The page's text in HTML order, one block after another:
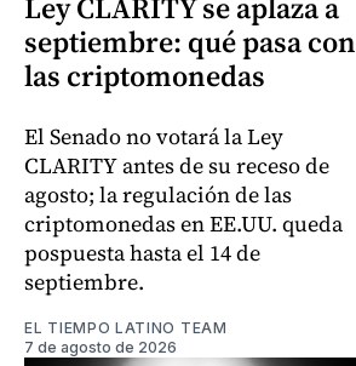
Ley CLARITY se aplaza a
septiembre: qué pasa con
las criptomonedas
El Senado no votará la Ley
CLARITY antes de su receso de
agosto; la regulación de las
criptomonedas en EE.UU. queda
pospuesta hasta el 14 de
septiembre.
EL TIEMPO LATINO TEAM
7 de agosto de 2026